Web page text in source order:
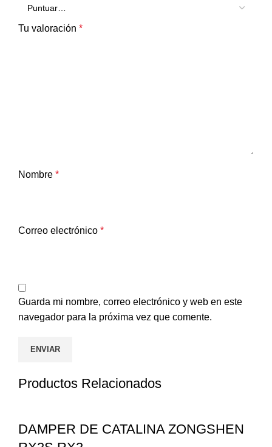
Tu valoración *
Nombre *
Correo electrónico *
Guarda mi nombre, correo electrónico y web en este
navegador para la próxima vez que comente.
Productos Relacionados
DAMPER DE CATALINA ZONGSHEN